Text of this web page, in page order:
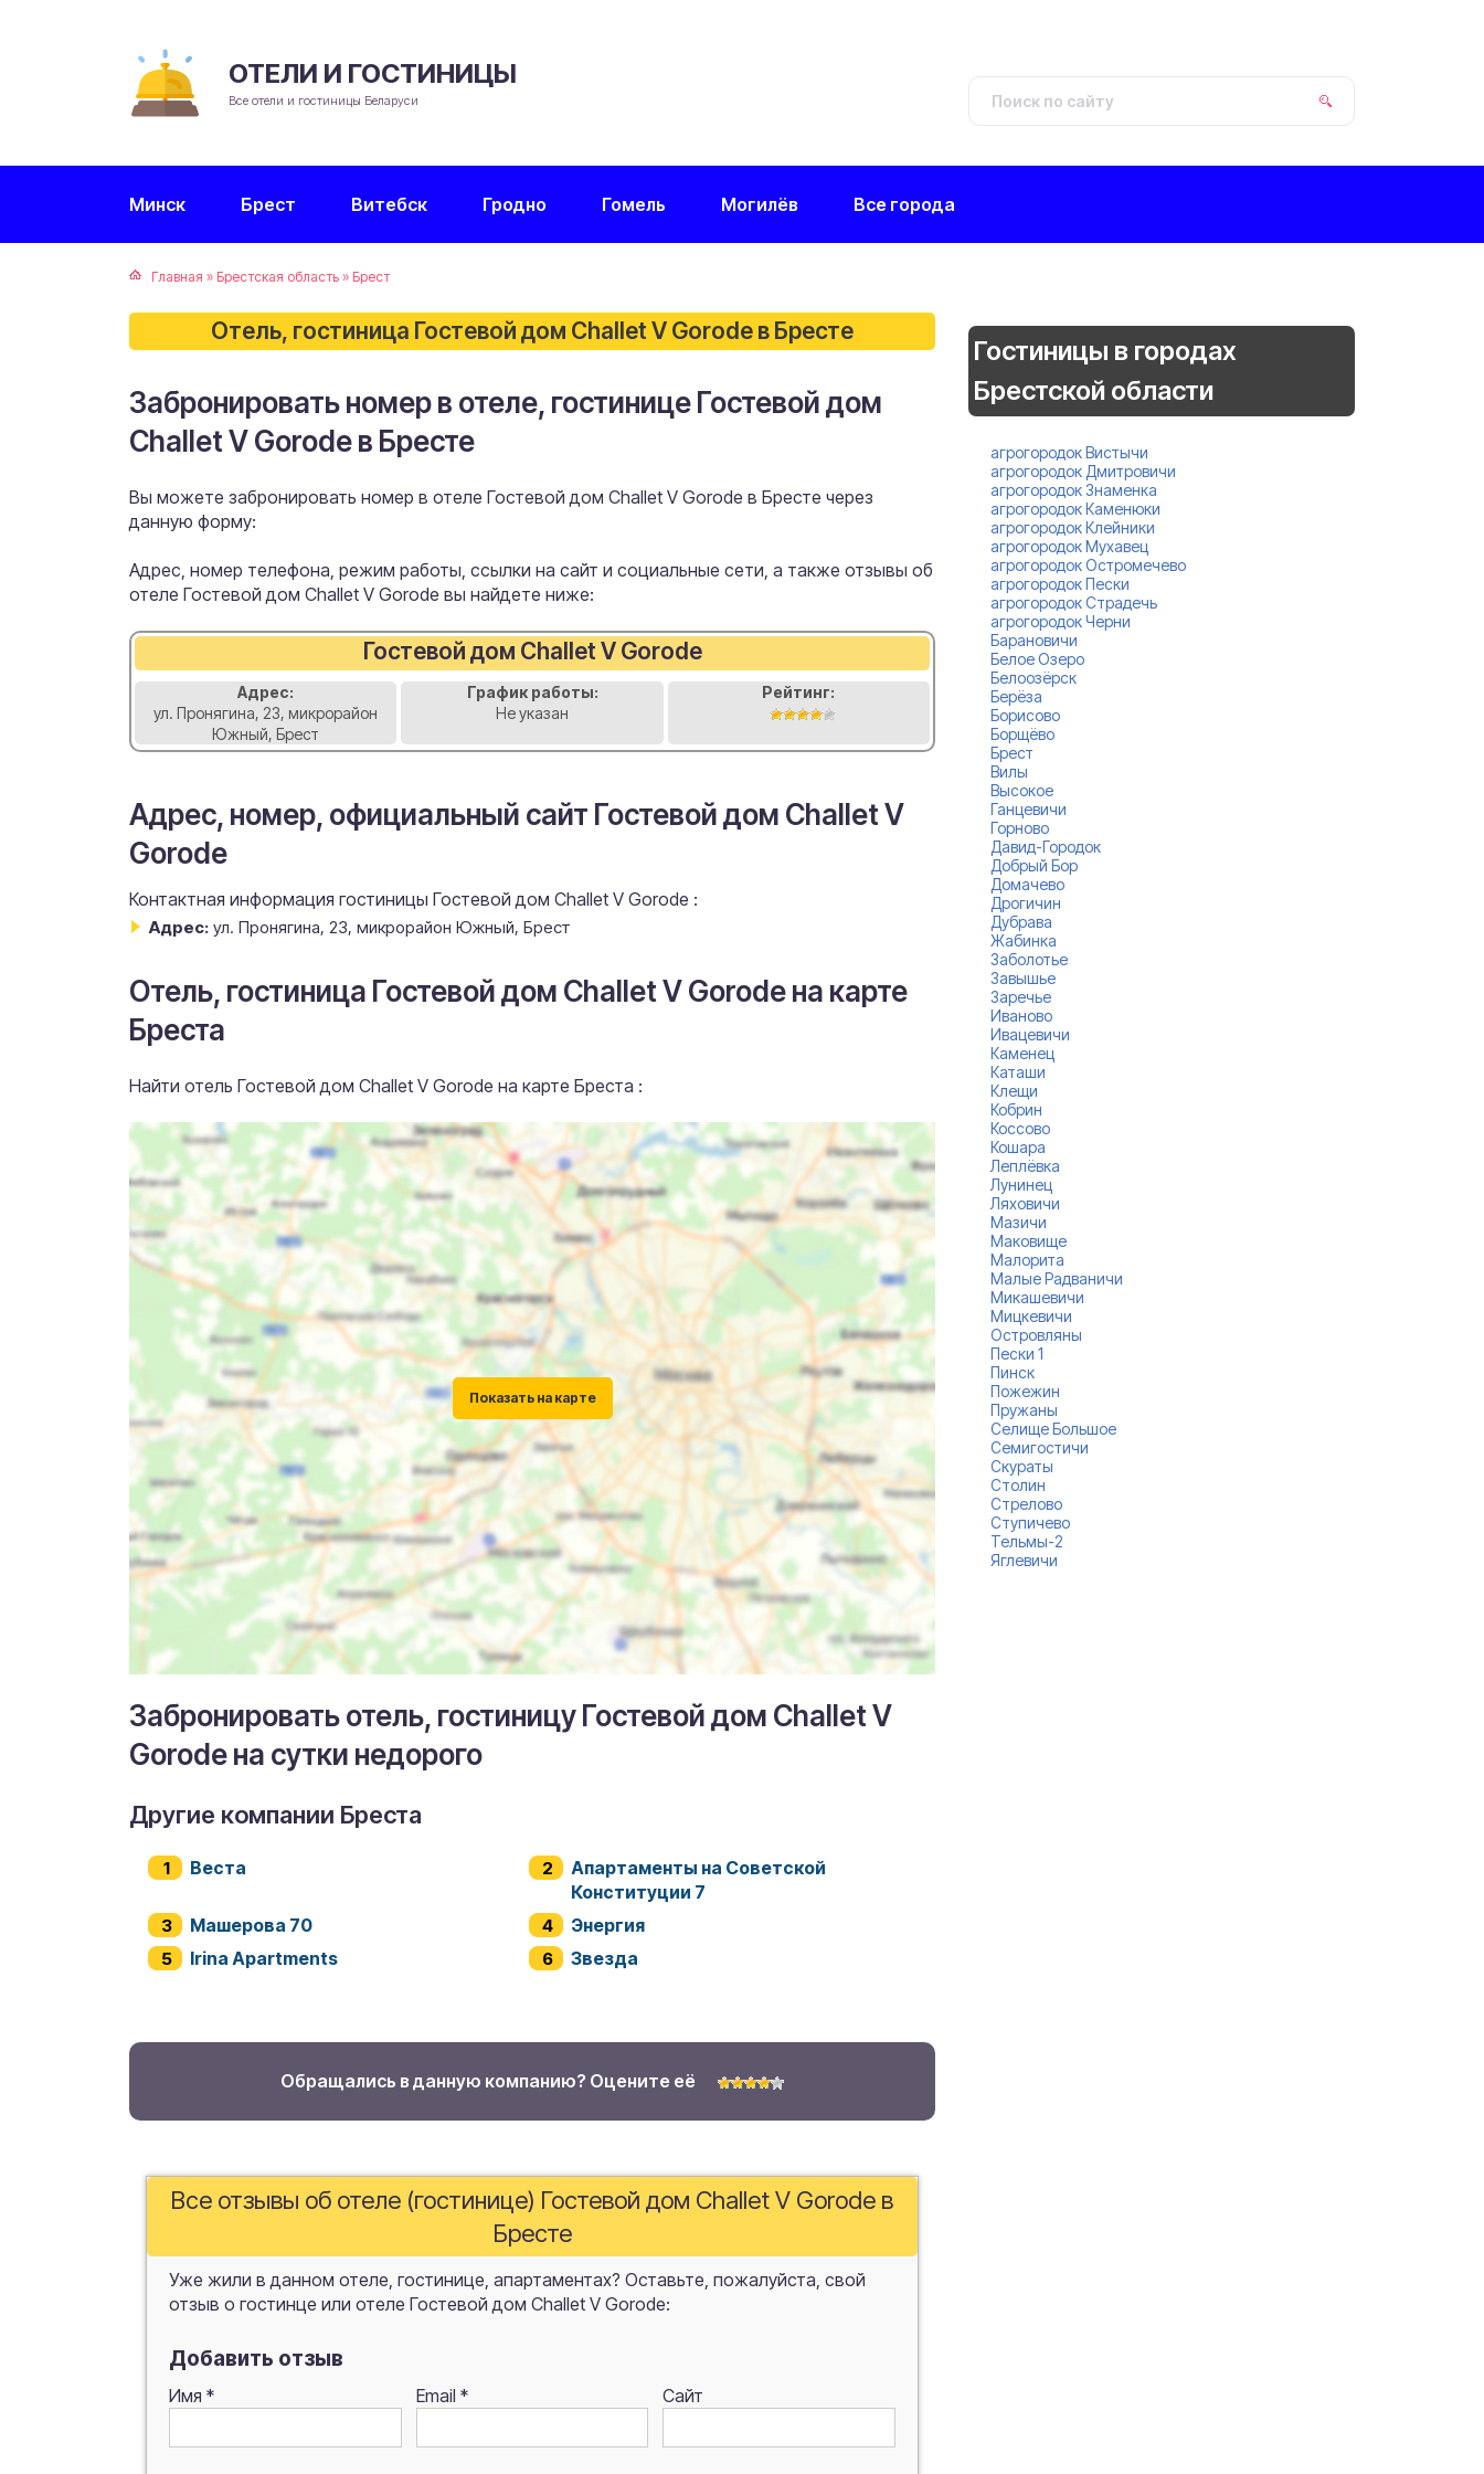
ОТЕЛИ И ГОСТИНИЦЫ
Все отели и гостиницы Беларуси
Минск Брест Витебск Гродно Гомель Могилёв Все города
Главная » Брестская область » Брест
Отель, гостиница Гостевой дом Challet V Gorode в Бресте
Забронировать номер в отеле, гостинице Гостевой дом
Challet V Gorode в Бресте
Вы можете забронировать номер в отеле Гостевой дом Challet V Gorode в Бресте через
данную форму:
Адрес, номер телефона, режим работы, ссылки на сайт и социальные сети, а также отзывы об
отеле Гостевой дом Challet V Gorode вы найдете ниже:
Гостевой дом Challet V Gorode
Адрес:
ул. Пронягина, 23, микрорайон
Южный, Брест
График работы:
Не указан
Рейтинг:
Адрес, номер, официальный сайт Гостевой дом Challet V
Gorode
Контактная информация гостиницы Гостевой дом Challet V Gorode :
Адрес: ул. Пронягина, 23, микрорайон Южный, Брест
Отель, гостиница Гостевой дом Challet V Gorode на карте
Бреста
Найти отель Гостевой дом Challet V Gorode на карте Бреста :
Забронировать отель, гостиницу Гостевой дом Challet V
Gorode на сутки недорого
Другие компании Бреста
Веста
Апартаменты на Советской
Конституции 7
Машерова 70
Энергия
Irina Apartments
Звезда
Обращались в данную компанию? Оцените её
Все отзывы об отеле (гостинице) Гостевой дом Challet V Gorode в
Бресте
Уже жили в данном отеле, гостинице, апартаментах? Оставьте, пожалуйста, свой
отзыв о гостинце или отеле Гостевой дом Challet V Gorode:
Добавить отзыв
Имя * Email * Сайт
Гостиницы в городах
Брестской области
агрогородок Вистычи
агрогородок Дмитровичи
агрогородок Знаменка
агрогородок Каменюки
агрогородок Клейники
агрогородок Мухавец
агрогородок Остромечево
агрогородок Пески
агрогородок Страдечь
агрогородок Черни
Барановичи
Белое Озеро
Белоозёрск
Берёза
Борисово
Борщёво
Брест
Вилы
Высокое
Ганцевичи
Горново
Давид-Городок
Добрый Бор
Домачево
Дрогичин
Дубрава
Жабинка
Заболотье
Завышье
Заречье
Иваново
Ивацевичи
Каменец
Каташи
Клещи
Кобрин
Коссово
Кошара
Леплёвка
Лунинец
Ляховичи
Мазичи
Маковище
Малорита
Малые Радваничи
Микашевичи
Мицкевичи
Островляны
Пески 1
Пинск
Пожежин
Пружаны
Селище Большое
Семигостичи
Скураты
Столин
Стрелово
Ступичево
Тельмы-2
Яглевичи